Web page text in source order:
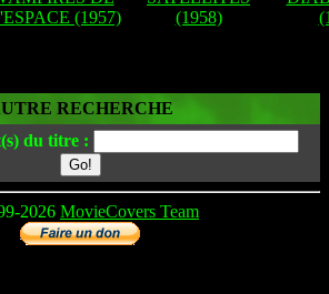
(1957)
(1958)
RECHERCHE
du titre :
2026 MovieCovers Team